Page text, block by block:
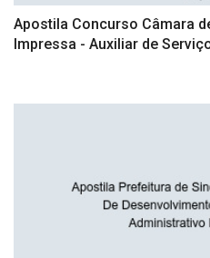
Apostila Concurso Câmara
Impressa - Auxiliar de